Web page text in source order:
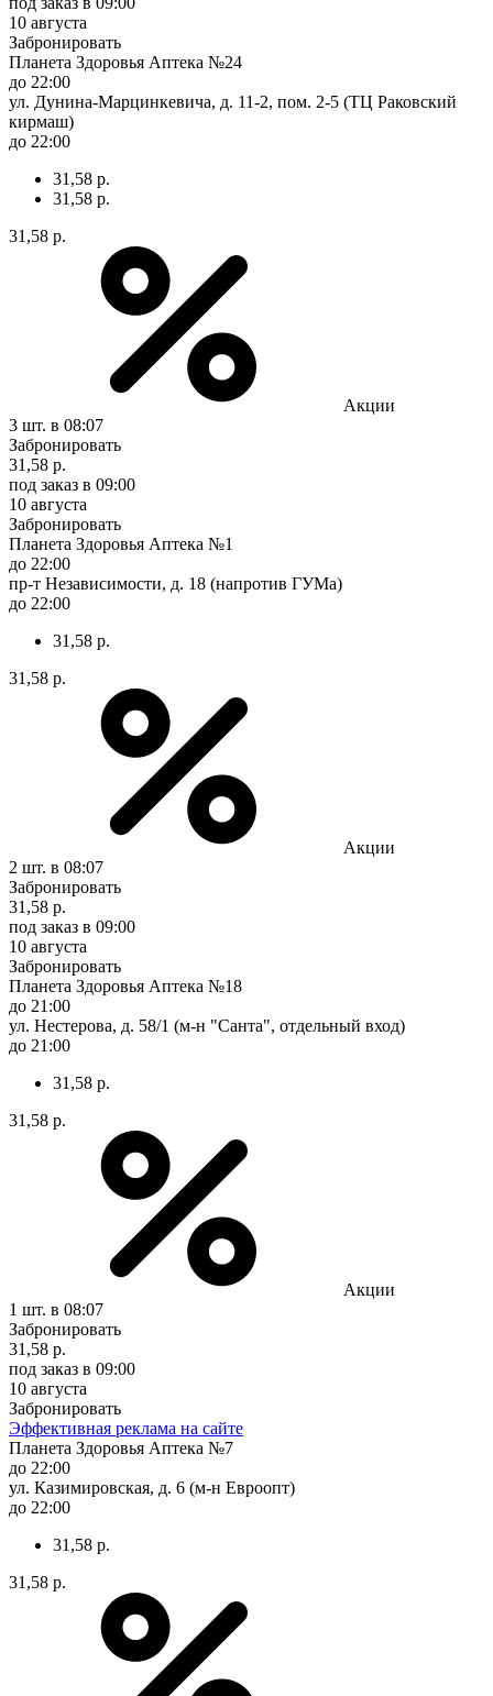
10 августа
Забронировать
Планета Здоровья Аптека №24
до 22:00
ул. Дунина-Марцинкевича, д. 11-2, пом. 2-5 (ТЦ Раковский
кирмаш)
до 22:00
31,58 р.
31,58 р.
31,58 р.
Акции
3 шт. в 08:07
Забронировать
31,58 р.
под заказ в 09:00
10 августа
Забронировать
Планета Здоровья Аптека №1
до 22:00
пр-т Независимости, д. 18 (напротив ГУМа)
до 22:00
31,58 р.
31,58 р.
Акции
2 шт. в 08:07
Забронировать
31,58 р.
под заказ в 09:00
10 августа
Забронировать
Планета Здоровья Аптека №18
до 21:00
ул. Нестерова, д. 58/1 (м-н "Санта", отдельный вход)
до 21:00
31,58 р.
31,58 р.
Акции
1 шт. в 08:07
Забронировать
31,58 р.
под заказ в 09:00
10 августа
Забронировать
Эффективная реклама на сайте
Планета Здоровья Аптека №7
до 22:00
ул. Казимировская, д. 6 (м-н Евроопт)
до 22:00
31,58 р.
31,58 р.